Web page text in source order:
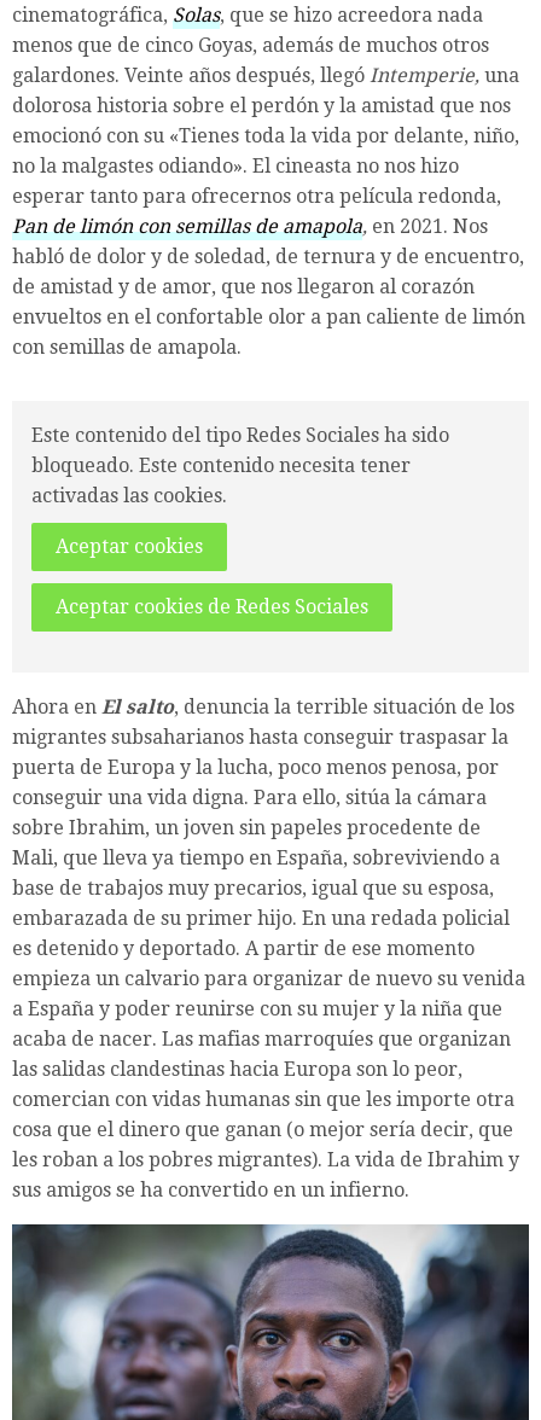
cinematográfica, Solas, que se hizo acreedora nada
menos que de cinco Goyas, además de muchos otros
galardones. Veinte años después, llegó Intemperie, una
dolorosa historia sobre el perdón y la amistad que nos
emocionó con su «Tienes toda la vida por delante, niño,
no la malgastes odiando». El cineasta no nos hizo
esperar tanto para ofrecernos otra película redonda,
Pan de limón con semillas de amapola, en 2021. Nos
habló de dolor y de soledad, de ternura y de encuentro,
de amistad y de amor, que nos llegaron al corazón
envueltos en el confortable olor a pan caliente de limón
con semillas de amapola.
Este contenido del tipo Redes Sociales ha sido
bloqueado. Este contenido necesita tener
activadas las cookies.
Aceptar cookies
Aceptar cookies de Redes Sociales
Ahora en El salto, denuncia la terrible situación de los
migrantes subsaharianos hasta conseguir traspasar la
puerta de Europa y la lucha, poco menos penosa, por
conseguir una vida digna. Para ello, sitúa la cámara
sobre Ibrahim, un joven sin papeles procedente de
Mali, que lleva ya tiempo en España, sobreviviendo a
base de trabajos muy precarios, igual que su esposa,
embarazada de su primer hijo. En una redada policial
es detenido y deportado. A partir de ese momento
empieza un calvario para organizar de nuevo su venida
a España y poder reunirse con su mujer y la niña que
acaba de nacer. Las mafias marroquíes que organizan
las salidas clandestinas hacia Europa son lo peor,
comercian con vidas humanas sin que les importe otra
cosa que el dinero que ganan (o mejor sería decir, que
les roban a los pobres migrantes). La vida de Ibrahim y
sus amigos se ha convertido en un infierno.